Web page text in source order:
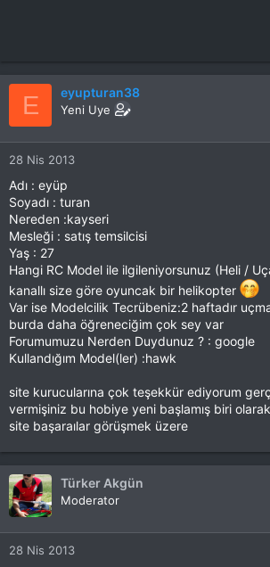
E eyupturan38
Yeni Uye
28 Nis 2013
Adı : eyüp
Soyadı : turan
Nereden :kayseri
Mesleği : satış temsilcisi
Yaş : 27
Hangi RC Model ile ilgileniyorsunuz (Heli /
kanallı size göre oyuncak bir helikopter
Var ise Modelcilik Tecrübeniz:2 haftadır
burda daha öğreneciğim çok sey var
Forumumuzu Nerden Duydunuz ? : google
Kullandığım Model(ler) :hawk
site kurucularına çok teşekkür ediyorum
vermişiniz bu hobiye yeni başlamış biri
site başaraılar görüşmek üzere
Türker Akgün
Moderator
28 Nis 2013